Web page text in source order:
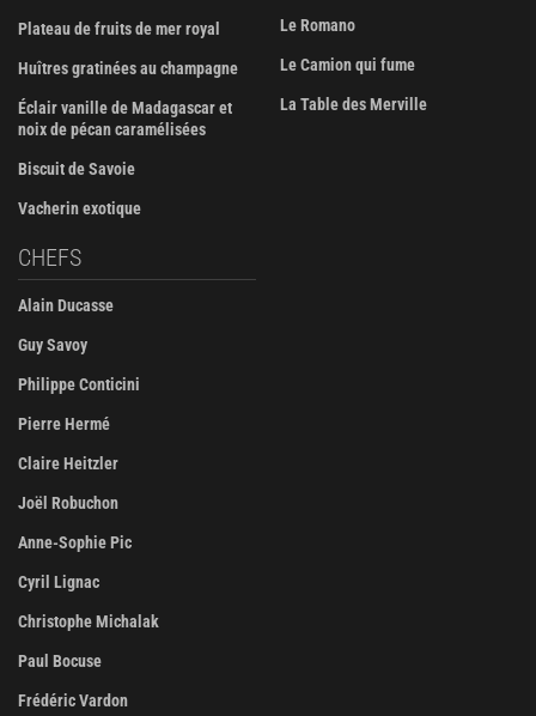
Plateau de fruits de mer royal
Huîtres gratinées au champagne
Éclair vanille de Madagascar et
noix de pécan caramélisées
Biscuit de Savoie
Vacherin exotique
Le Romano
Le Camion qui fume
La Table des Merville
CHEFS
Alain Ducasse
Guy Savoy
Philippe Conticini
Pierre Hermé
Claire Heitzler
Joël Robuchon
Anne-Sophie Pic
Cyril Lignac
Christophe Michalak
Paul Bocuse
Frédéric Vardon